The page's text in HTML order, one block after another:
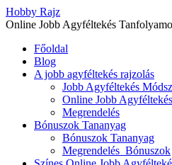
Hobby Rajz
Online Jobb Agyféltekés
Főoldal
Blog
A jobb agyféltekés rajzolás
Jobb Agyféltekés
Online Jobb
Megrendelés
Bónuszok Tananyag
Bónuszok Tananyag
Megrendelés_Bónuszok